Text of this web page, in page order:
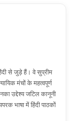
से जुड़े हैं। वे सुप्रीम
मंचों के महत्वपूर्ण
उद्देश्य जटिल कानूनी
भाषा में हिंदी पाठकों